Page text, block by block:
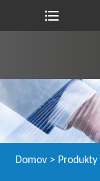
Domov > Produkty